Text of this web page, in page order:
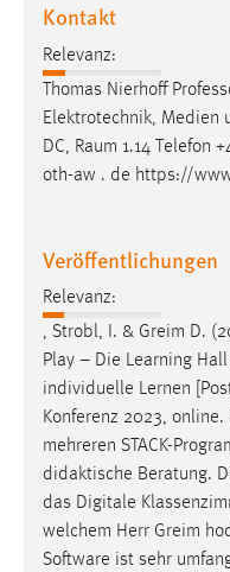
Kontakt
Relevanz:
Thomas Nierhoff
Elektrotechnik, Medien
DC, Raum 1.14 Telefon
oth-aw . de https://
Veröffentlichungen
Relevanz:
, Strobl, I. & Greim D.
Play – Die Learning
individuelle Lernen
Konferenz 2023,
mehreren STACK-
didaktische Beratung.
das Digitale
welchem Herr Greim
Software ist sehr
Zweck:
Cookie Laufzeit:
Max. 13 Monate
verwendet, um
Sie tun dies, indem
hinweg verfolgen.
Google Ads
_gcl_au
Anbieter:
Google Ireland